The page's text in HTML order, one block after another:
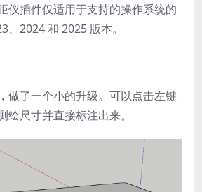
仪插件仅适用于支持的操作系统的
2024 和 2025 版本。
做了一个小的升级。可以点击左键
绘尺寸并直接标注出来。